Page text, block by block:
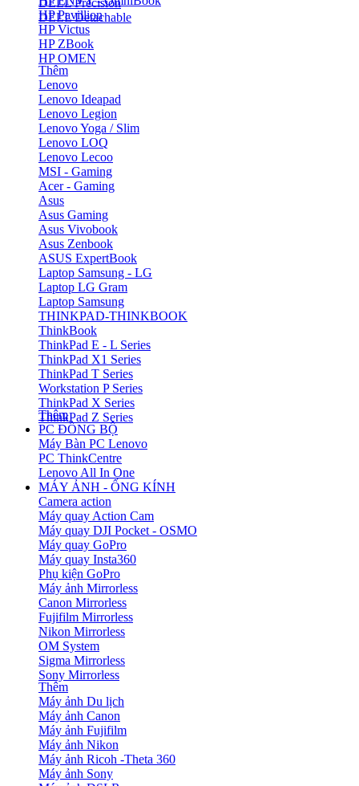
DELL Precision
DELL Detachable
HP Pavillion
HP Victus
HP ZBook
HP OMEN
Thêm
Lenovo
Lenovo Ideapad
Lenovo Legion
Lenovo Yoga / Slim
Lenovo LOQ
Lenovo Lecoo
MSI - Gaming
Acer - Gaming
Asus
Asus Gaming
Asus Vivobook
Asus Zenbook
ASUS ExpertBook
Laptop Samsung - LG
Laptop LG Gram
Laptop Samsung
THINKPAD-THINKBOOK
ThinkBook
ThinkPad E - L Series
ThinkPad X1 Series
ThinkPad T Series
Workstation P Series
ThinkPad X Series
ThinkPad Z Series
Thêm
PC ĐỒNG BỘ
Máy Bàn PC Lenovo
PC ThinkCentre
Lenovo All In One
MÁY ẢNH - ỐNG KÍNH
Camera action
Máy quay Action Cam
Máy quay DJI Pocket - OSMO
Máy quay GoPro
Máy quay Insta360
Phụ kiện GoPro
Máy ảnh Mirrorless
Canon Mirrorless
Fujifilm Mirrorless
Nikon Mirrorless
OM System
Sigma Mirrorless
Sony Mirrorless
Thêm
Máy ảnh Du lịch
Máy ảnh Canon
Máy ảnh Fujifilm
Máy ảnh Nikon
Máy ảnh Ricoh -Theta 360
Máy ảnh Sony